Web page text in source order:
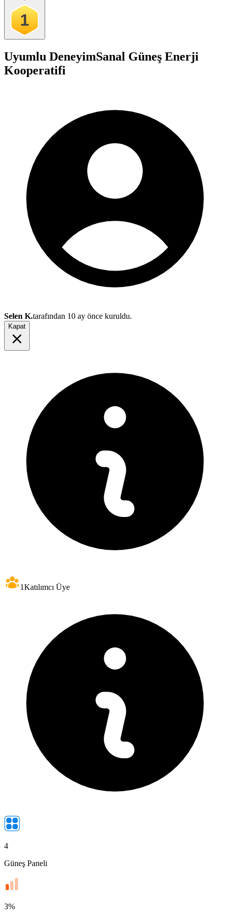
1
Uyumlu DeneyimSanal Güneş Enerji
Kooperatifi
Selen K.tarafından 10 ay önce kuruldu.
Kapat
1Katılımcı Üye
4
Güneş Paneli
3%